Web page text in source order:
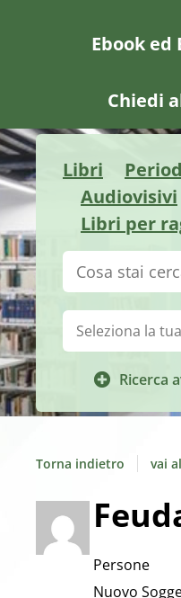
Ebook ed
Chiedi
Libri
Audiovisivi
Libri per
Cerca su
Ricerca
Biblioteca:
Torna indietro vai
Persone
Nuovo